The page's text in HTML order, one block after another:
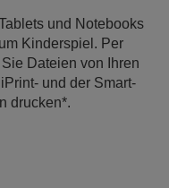
und Notebooks
Kinderspiel. Per
Dateien von Ihren
und der Smart-
drucken*.